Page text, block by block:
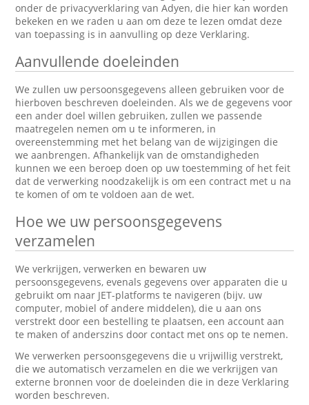
onder de privacyverklaring van Adyen, die hier kan worden
bekeken en we raden u aan om deze te lezen omdat deze
van toepassing is in aanvulling op deze Verklaring.
Aanvullende doeleinden
We zullen uw persoonsgegevens alleen gebruiken voor de
hierboven beschreven doeleinden. Als we de gegevens voor
een ander doel willen gebruiken, zullen we passende
maatregelen nemen om u te informeren, in
overeenstemming met het belang van de wijzigingen die
we aanbrengen. Afhankelijk van de omstandigheden
kunnen we een beroep doen op uw toestemming of het feit
dat de verwerking noodzakelijk is om een contract met u na
te komen of om te voldoen aan de wet.
Hoe we uw persoonsgegevens
verzamelen
We verkrijgen, verwerken en bewaren uw
persoonsgegevens, evenals gegevens over apparaten die u
gebruikt om naar JET-platforms te navigeren (bijv. uw
computer, mobiel of andere middelen), die u aan ons
verstrekt door een bestelling te plaatsen, een account aan
te maken of anderszins door contact met ons op te nemen.
We verwerken persoonsgegevens die u vrijwillig verstrekt,
die we automatisch verzamelen en die we verkrijgen van
externe bronnen voor de doeleinden die in deze Verklaring
worden beschreven.